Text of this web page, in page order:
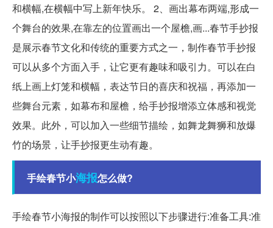
和横幅,在横幅中写上新年快乐。 2、画出幕布两端,形成一
个舞台的效果,在靠左的位置画出一个屋檐,画...春节手抄报
是展示春节文化和传统的重要方式之一，制作春节手抄报
可以从多个方面入手，让它更有趣味和吸引力。可以在白
纸上画上灯笼和横幅，表达节日的喜庆和祝福，再添加一
些舞台元素，如幕布和屋檐，给手抄报增添立体感和视觉
效果。此外，可以加入一些细节描绘，如舞龙舞狮和放爆
竹的场景，让手抄报更生动有趣。
手绘春节小海报怎么做?
手绘春节小海报的制作可以按照以下步骤进行:准备工具:准